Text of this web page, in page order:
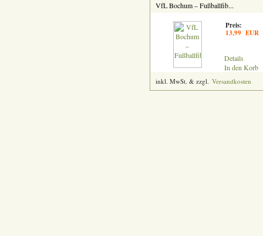
VfL Bochum – Fußballfib...
Preis:
13,99 EUR
Details
In den Korb
inkl. MwSt. & zzgl. Versandkosten